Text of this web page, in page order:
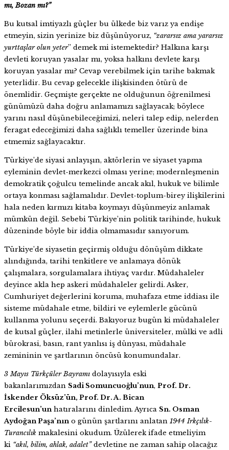
mı, Bozan mı?”
Bu kutsal imtiyazlı güçler bu ülkede biz varız ya endişe
etmeyin, sizin yerinize biz düşünüyoruz, “zararsız ama yararsız
yurttaşlar olun yeter” demek mi istemektedir? Halkına karşı
devleti koruyan yasalar mı, yoksa halkını devlete karşı
koruyan yasalar mı? Cevap verebilmek için tarihe bakmak
yeterlidir. Bu cevap gelecekle ilişkisinden ötürü de
önemlidir. Geçmişte gerçekte ne olduğunun öğrenilmesi
günümüzü daha doğru anlamamızı sağlayacak; böylece
yarını nasıl düşünebileceğimizi, neleri talep edip, nelerden
feragat edeceğimizi daha sağlıklı temeller üzerinde bina
etmemiz sağlayacaktır.
Türkiye’de siyasi anlayışın, aktörlerin ve siyaset yapma
eyleminin devlet-merkezci olması yerine; modernleşmenin
demokratik çoğulcu temelinde ancak akıl, hukuk ve bilimle
ortaya konması sağlamalıdır. Devlet-toplum-birey ilişkilerini
hala neden kırmızı kitaba koymayı düşünmeyiz anlamak
mümkün değil. Sebebi Türkiye’nin politik tarihinde, hukuk
düzeninde böyle bir iddia olmamasıdır sanıyorum.
Türkiye’de siyasetin geçirmiş olduğu dönüşüm dikkate
alındığında, tarihi tenkitlere ve anlamaya dönük
çalışmalara, sorgulamalara ihtiyaç vardır. Müdahaleler
deyince akla hep askeri müdahaleler gelirdi. Asker,
Cumhuriyet değerlerini koruma, muhafaza etme iddiası ile
sisteme müdahale etme, bildiri ve eylemlerle gücünü
kullanma yolunu seçerdi. Bakıyoruz bugün ki müdahaleler
de kutsal güçler, ilahi metinlerle üniversiteler, mülki ve adli
bürokrasi, basın, rant yanlısı iş dünyası, müdahale
zemininin ve şartlarının öncüsü konumundalar.
3 Mayıs Türkçüler Bayramı dolayısıyla eski
bakanlarımızdan Sadi Somuncuoğlu’nun, Prof. Dr.
İskender Öksüz’ün, Prof. Dr. A. Bican
Ercilesun’un hatıralarını dinledim. Ayrıca Sn. Osman
Aydoğan Paşa’nın o günün şartlarını anlatan 1944 Irkçılık-
Turancılık makalesini okudum. Üzülerek ifade etmeliyim
ki “akıl, bilim, ahlak, adalet”devletine ne zaman sahip olacağız